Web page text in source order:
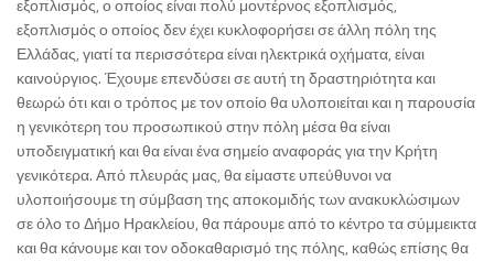
εξοπλισμός, ο οποίος είναι πολύ μοντέρνος εξοπλισμός,
εξοπλισμός ο οποίος δεν έχει κυκλοφορήσει σε άλλη πόλη της
Ελλάδας, γιατί τα περισσότερα είναι ηλεκτρικά οχήματα, είναι
καινούργιος. Έχουμε επενδύσει σε αυτή τη δραστηριότητα και
θεωρώ ότι και ο τρόπος με τον οποίο θα υλοποιείται και η παρουσία
η γενικότερη του προσωπικού στην πόλη μέσα θα είναι
υποδειγματική και θα είναι ένα σημείο αναφοράς για την Κρήτη
γενικότερα. Από πλευράς μας, θα είμαστε υπεύθυνοι να
υλοποιήσουμε τη σύμβαση της αποκομιδής των ανακυκλώσιμων
σε όλο το Δήμο Ηρακλείου, θα πάρουμε από το κέντρο τα σύμμεικτα
και θα κάνουμε και τον οδοκαθαρισμό της πόλης, καθώς επίσης θα